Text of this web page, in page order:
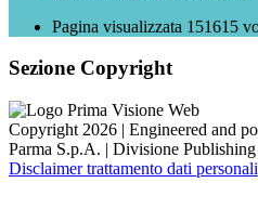
Pagina visualizzata 151615
Sezione Copyright
Copyright 2026 | Engineered and
Parma S.p.A. | Divisione
Disclaimer trattamento dati personali